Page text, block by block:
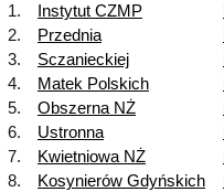
1.
Instytut CZMP
2. Przednia
3. Sczanieckiej
4. Matek Polskich
5. Obszerna NŻ
6. Ustronna
7. Kwietniowa NŻ
8. Kosynierów Gdyńskich